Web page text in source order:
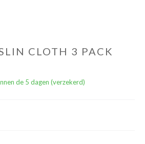
CLOTH 3 PACK
de 5 dagen (verzekerd)